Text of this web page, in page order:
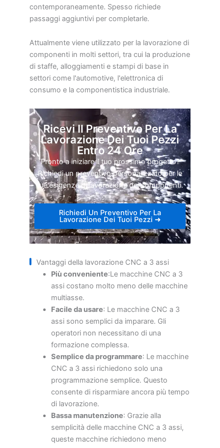
contemporaneamente. Spesso richiede
passaggi aggiuntivi per completarle.
Attualmente viene utilizzato per la lavorazione di
componenti in molti settori, tra cui la produzione
di staffe, alloggiamenti e stampi di base in
settori come l'automotive, l'elettronica di
consumo e la componentistica industriale.
Ricevi Il Preventivo Per La
Lavorazione Dei Tuoi Pezzi
Entro 24 Ore
Pronto a iniziare il tuo prossimo progetto?
Richiedi un preventivo personalizzato per le
tue esigenze di lavorazione dei componenti.
Richiedi Un Preventivo Per La
Lavorazione Dei Tuoi Pezzi ➜
Vantaggi della lavorazione CNC a 3 assi
Più conveniente:Le macchine CNC a 3
assi costano molto meno delle macchine
multiasse.
Facile da usare: Le macchine CNC a 3
assi sono semplici da imparare. Gli
operatori non necessitano di una
formazione complessa.
Semplice da programmare: Le macchine
CNC a 3 assi richiedono solo una
programmazione semplice. Questo
consente di risparmiare ancora più tempo
di lavorazione.
Bassa manutenzione: Grazie alla
semplicità delle macchine CNC a 3 assi,
queste macchine richiedono meno